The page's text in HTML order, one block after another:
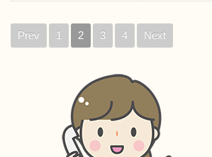
Prev 1 2 3 4 Next